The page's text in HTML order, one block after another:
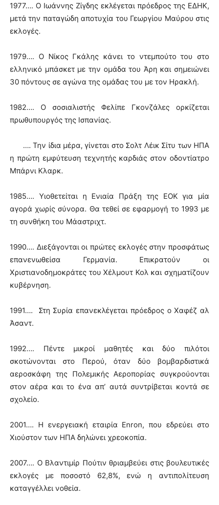
1977…. Ο Ιωάννης Ζίγδης εκλέγεται πρόεδρος της ΕΔΗΚ,
μετά την παταγώδη αποτυχία του Γεωργίου Μαύρου στις
εκλογές.
1979…. Ο Νίκος Γκάλης κάνει το ντεμπούτο του στο
ελληνικό μπάσκετ με την ομάδα του Άρη και σημειώνει
30 πόντους σε αγώνα της ομάδας του με τον Ηρακλή.
1982…. Ο σοσιαλιστής Φελίπε Γκονζάλες ορκίζεται
πρωθυπουργός της Ισπανίας.
…. Την ίδια μέρα, γίνεται στο Σολτ Λέικ Σίτυ των ΗΠΑ
η πρώτη εμφύτευση τεχνητής καρδιάς στον οδοντίατρο
Μπάρνι Κλαρκ.
1985…. Υιοθετείται η Ενιαία Πράξη της ΕΟΚ για μία
αγορά χωρίς σύνορα. Θα τεθεί σε εφαρμογή το 1993 με
τη συνθήκη του Μάαστριχτ.
1990…. Διεξάγονται οι πρώτες εκλογές στην προσφάτως
επανενωθείσα Γερμανία. Επικρατούν οι
Χριστιανοδημοκράτες του Χέλμουτ Κολ και σχηματίζουν
κυβέρνηση.
1991…. Στη Συρία επανεκλέγεται πρόεδρος ο Χαφέζ αλ
Άσαντ.
1992…. Πέντε μικροί μαθητές και δύο πιλότοι
σκοτώνονται στο Περού, όταν δύο βομβαρδιστικά
αεροσκάφη της Πολεμικής Αεροπορίας συγκρούονται
στον αέρα και το ένα απ’ αυτά συντρίβεται κοντά σε
σχολείο.
2001…. Η ενεργειακή εταιρία Enron, που εδρεύει στο
Χιούστον των ΗΠΑ δηλώνει χρεοκοπία.
2007…. Ο Βλαντιμίρ Πούτιν θριαμβεύει στις βουλευτικές
εκλογές με ποσοστό 62,8%, ενώ η αντιπολίτευση
καταγγέλλει νοθεία.